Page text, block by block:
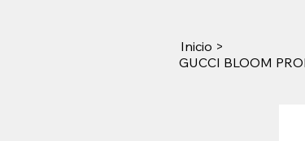
Inicio >
GUCCI BLOOM